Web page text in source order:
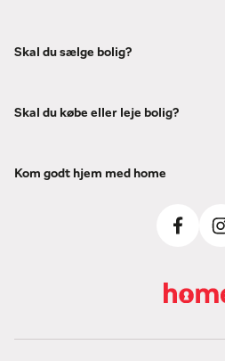
Skal du sælge bolig?
Skal du købe eller leje bolig?
Kom godt hjem med home